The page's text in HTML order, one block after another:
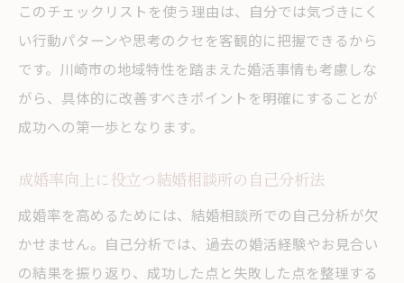
このチェックリストを使う理由は、自分では気づきにく
い行動パターンや思考のクセを客観的に把握できるから
です。川崎市の地域特性を踏まえた婚活事情も考慮しな
がら、具体的に改善すべきポイントを明確にすることが
成功への第一歩となります。
成婚率向上に役立つ結婚相談所の自己分析法
成婚率を高めるためには、結婚相談所での自己分析が欠
かせません。自己分析では、過去の婚活経験やお見合い
の結果を振り返り、成功した点と失敗した点を整理する